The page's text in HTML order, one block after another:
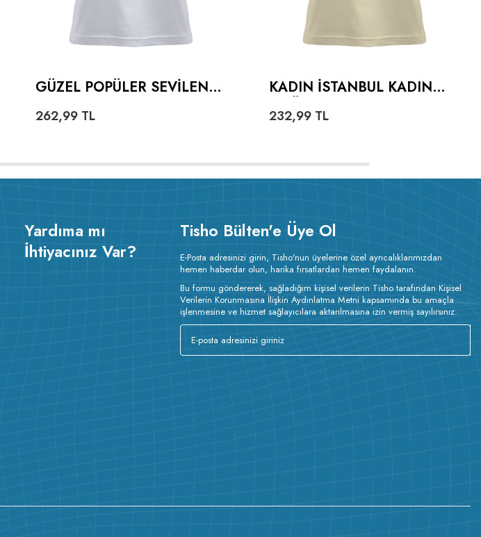
GÜZEL POPÜLER SEVILEN
TIŞÖRT
262,99 TL
KADIN İSTANBUL KADIN
232,99 TL
Yardıma mı
İhtiyacınız Var?
Tisho Bülten'e Üye Ol
E-Posta adresinizi girin, Tisho'nun üyelerine özel ayrıcalıklarımızdan
hemen haberdar olun, harika fırsatlardan hemen faydalanın.
Bu formu göndererek, sağladığım kişisel verilerin Tisho tarafından Kişisel
Verilerin Korunmasına İlişkin Aydınlatma Metni kapsamında bu amaçla
işlenmesine ve hizmet sağlayıcılara aktarılmasına izin vermiş sayılırsınız.